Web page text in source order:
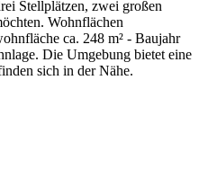
Stellplätzen, zwei großen
Wohnflächen
ca. 248 m² - Baujahr
Die Umgebung bietet eine
sich in der Nähe.